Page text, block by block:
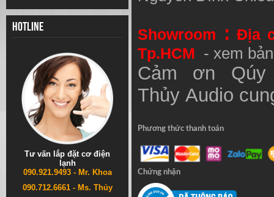
Hotline
Tư vấn lắp đặt cơ điện
lạnh
090.921.9493 - Mr. Khoa
090.712.6661 - Ms. Thủy
Showroom : Địa
Tp.HCM - xem
Cảm ơn
Thủy Audio
Phương thức thanh toán
Chứng nhận